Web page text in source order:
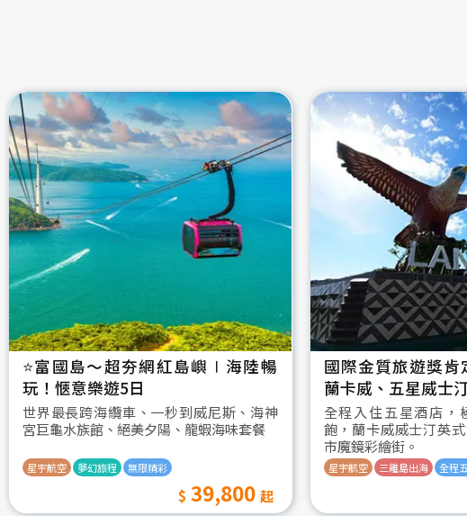
⭐️富國島～超夯網紅島嶼∣海陸暢
玩！愜意樂遊5日
世界最長跨海纜車、一秒到威尼斯、海神
宮巨龜水族館、絕美夕陽、龍蝦海味套餐
星宇航空 夢幻旅程 無限精彩
39,800
國際金質旅遊獎
蘭卡威、五星威士
全程入住五星酒店，
飽，蘭卡威威士汀英
市魔鏡彩繪街。
星宇航空 三離島出海 全程